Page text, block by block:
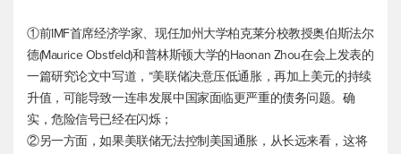
①前IMF首席经济学家、现任加州大学柏克莱分校教授奥伯斯法尔
德(Maurice Obstfeld)和普林斯顿大学的Haonan Zhou在会上发表的
一篇研究论文中写道，“美联储决意压低通胀，再加上美元的持续
升值，可能导致一连串发展中国家面临更严重的债务问题。确
实，危险信号已经在闪烁；
②另一方面，如果美联储无法控制美国通胀，从长远来看，这将